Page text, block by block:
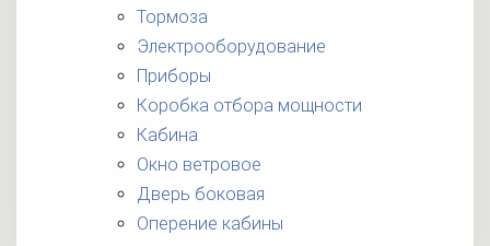
Тормоза
Электрооборудование
Приборы
Коробка отбора мощности
Кабина
Окно ветровое
Дверь боковая
Оперение кабины